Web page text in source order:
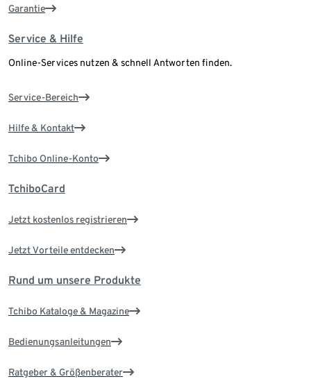
Garantie
Service & Hilfe
Online-Services nutzen & schnell Antworten finden.
Service-Bereich
Hilfe & Kontakt
Tchibo Online-Konto
TchiboCard
Jetzt kostenlos registrieren
Jetzt Vorteile entdecken
Rund um unsere Produkte
Tchibo Kataloge & Magazine
Bedienungsanleitungen
Ratgeber & Größenberater